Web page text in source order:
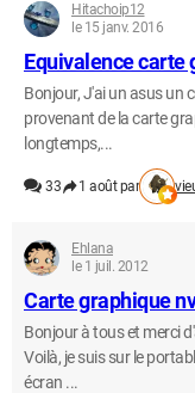
Hitachoip12
le 15 janv. 2016
Equivalence carte
Bonjour, J'ai un asus un
provenant de la carte
longtemps,...
33 1 août par
Ehlana
le 1 juil. 2012
Carte graphique
Bonjour à tous et merci
Voilà, je suis sur le
écran ...